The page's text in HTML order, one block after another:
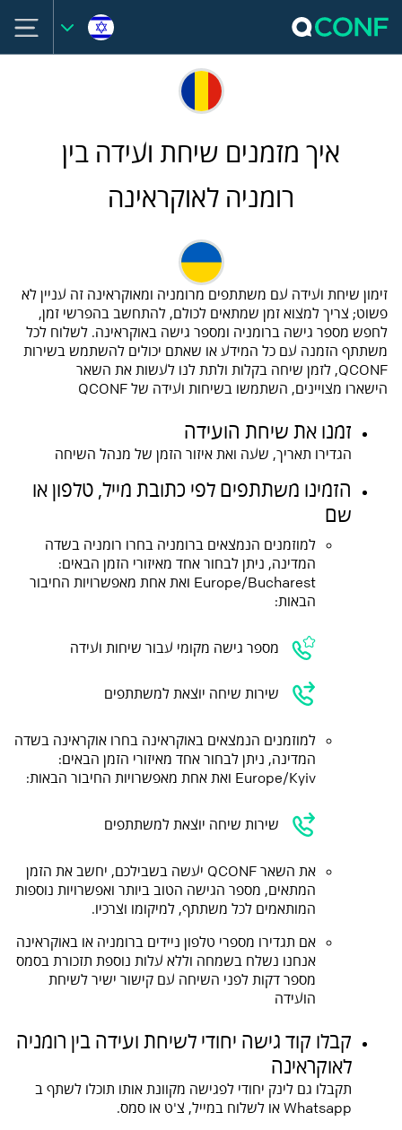
איך מזמנים שיחת ועידה בין
רומניה לאוקראינה
זימון שיחת ועידה עם משתתפים מרומניה ומאוקראינה זה עניין לא
פשוט; צריך למצוא זמן שמתאים לכולם, להתחשב בהפרשי זמן,
לחפש מספר גישה ברומניה ומספר גישה באוקראינה. לשלוח לכל
משתתף הזמנה עם כל המידע או שאתם יכולים להשתמש בשירות
QCONF, לזמן שיחה בקלות ולתת לנו לעשות את השאר
הישארו מצויינים, השתמשו בשיחות ועידה של QCONF
זמנו את שיחת הועידה
הגדירו תאריך, שעה ואת איזור הזמן של מנהל השיחה
הזמינו משתתפים לפי כתובת מייל, טלפון או
שם
למוזמנים הנמצאים ברומניה בחרו רומניה בשדה
המדינה, ניתן לבחור אחד מאיזורי הזמן הבאים:
Europe/Bucharest ואת אחת מאפשרויות החיבור
הבאות:
מספר גישה מקומי עבור שיחות ועידה
שירות שיחה יוצאת למשתתפים
למוזמנים הנמצאים באוקראינה בחרו אוקראינה בשדה
המדינה, ניתן לבחור אחד מאיזורי הזמן הבאים:
Europe/Kyiv ואת אחת מאפשרויות החיבור הבאות:
שירות שיחה יוצאת למשתתפים
את השאר QCONF יעשה בשבילכם, יחשב את הזמן
המתאים, מספר הגישה הטוב ביותר ואפשרויות נוספות
המותאמים לכל משתתף, למיקומו וצרכיו.
אם תגדירו מספרי טלפון ניידים ברומניה או באוקראינה
אנחנו נשלח בשמחה וללא עלות נוספת תזכורת בסמס
מספר דקות לפני השיחה עם קישור ישיר לשיחת
הועידה
קבלו קוד גישה יחודי לשיחת ועידה בין רומניה
לאוקראינה
תקבלו גם לינק יחודי לפגישה מקוונת אותו תוכלו לשתף ב
Whatsapp או לשלוח במייל, צ'ט או סמס.